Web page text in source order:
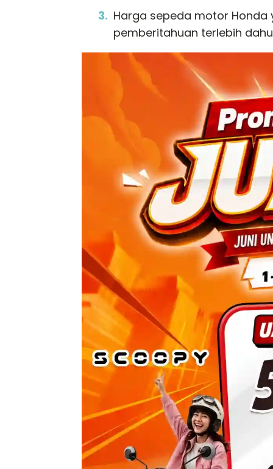
Harga sepeda motor
pemberitahuan terlebih